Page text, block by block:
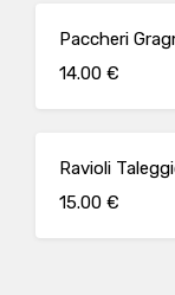
Paccheri
14.00 €
Ravioli
15.00 €